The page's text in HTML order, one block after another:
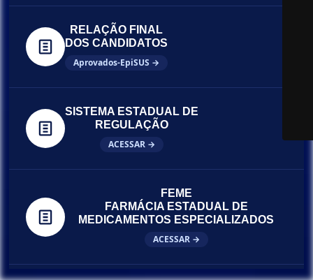
RELAÇÃO FINAL
DOS CANDIDATOS
Aprovados-EpiSUS →
SISTEMA ESTADUAL DE
REGULAÇÃO
ACESSAR →
FEME
FARMÁCIA ESTADUAL DE
MEDICAMENTOS ESPECIALIZADOS
ACESSAR →